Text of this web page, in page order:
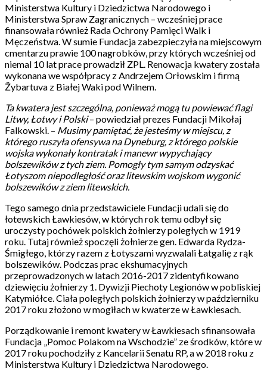
Ministerstwa Kultury i Dziedzictwa Narodowego i
Ministerstwa Spraw Zagranicznych – wcześniej prace
finansowała również Rada Ochrony Pamięci Walk i
Męczeństwa. W sumie Fundacja zabezpieczyła na miejscowym
cmentarzu prawie 100 nagrobków, przy których wcześniej od
niemal 10 lat prace prowadził ZPL. Renowacja kwatery została
wykonana we współpracy z Andrzejem Orłowskim i firmą
Žybartuva z Białej Waki pod Wilnem.
Ta kwatera jest szczególna, ponieważ mogą tu powiewać flagi
Litwy, Łotwy i Polski– powiedział prezes Fundacji Mikołaj
Falkowski. – Musimy pamiętać, że jesteśmy w miejscu, z
którego ruszyła ofensywa na Dyneburg, z którego polskie
wojska wykonały kontratak i manewr wypychający
bolszewików z tych ziem. Pomogły tym samym odzyskać
Łotyszom niepodległość oraz litewskim wojskom wygonić
bolszewików z ziem litewskich.
Tego samego dnia przedstawiciele Fundacji udali się do
łotewskich Ławkiesów, w których rok temu odbył się
uroczysty pochówek polskich żołnierzy poległych w 1919
roku. Tutaj również spoczęli żołnierze gen. Edwarda Rydza-
Śmigłego, którzy razem z Łotyszami wyzwalali Łatgalię z rąk
bolszewików. Podczas prac ekshumacyjnych
przeprowadzonych w latach 2016-2017 zidentyfikowano
dziewięciu żołnierzy 1. Dywizji Piechoty Legionów w pobliskiej
Katymiółce. Ciała poległych polskich żołnierzy w październiku
2017 roku złożono w mogiłach w kwaterze w Ławkiesach.
Porządkowanie i remont kwatery w Ławkiesach sfinansowała
Fundacja „Pomoc Polakom na Wschodzie” ze środków, które w
2017 roku pochodziły z Kancelarii Senatu RP, a w 2018 roku z
Ministerstwa Kultury i Dziedzictwa Narodowego.